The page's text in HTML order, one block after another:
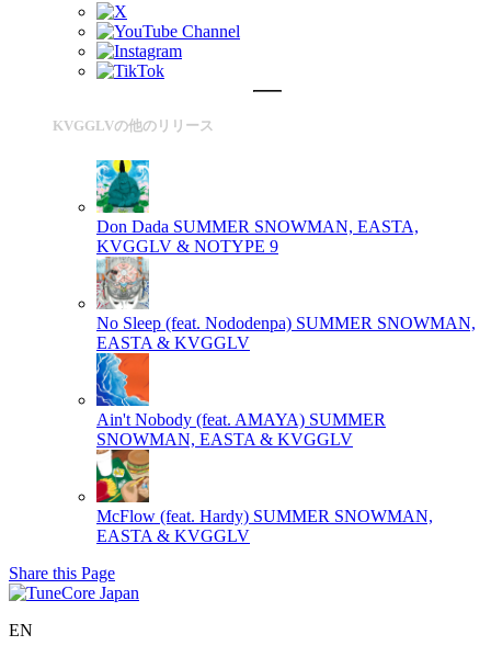
KVGGLVの他のリリース
Don Dada SUMMER SNOWMAN, EASTA,
KVGGLV & NOTYPE 9
No Sleep (feat. Nododenpa) SUMMER SNOWMAN,
EASTA & KVGGLV
Ain't Nobody (feat. AMAYA) SUMMER
SNOWMAN, EASTA & KVGGLV
McFlow (feat. Hardy) SUMMER SNOWMAN,
EASTA & KVGGLV
Share this Page
EN